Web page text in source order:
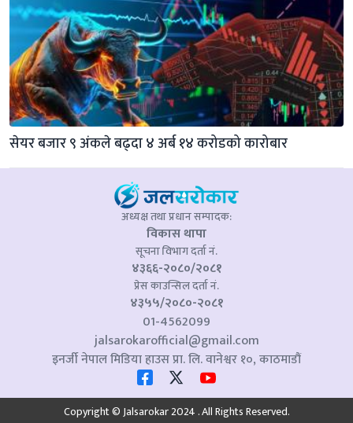
सेयर बजार ९ अंकले बढ्दा ४ अर्ब १४ करोडको कारोबार
अध्यक्ष तथा प्रधान सम्पादक:
विकास थापा
सूचना विभाग दर्ता नं.
४३६६-२०८०/२०८१
प्रेस काउन्सिल दर्ता नं.
४३५५/२०८०-२०८१
01-4562099
jalsarokarofficial@gmail.com
इनर्जी नेपाल मिडिया हाउस प्रा. लि. वानेश्वर १०, काठमाडौं
Copyright © Jalsarokar 2024 . All Rights Reserved.